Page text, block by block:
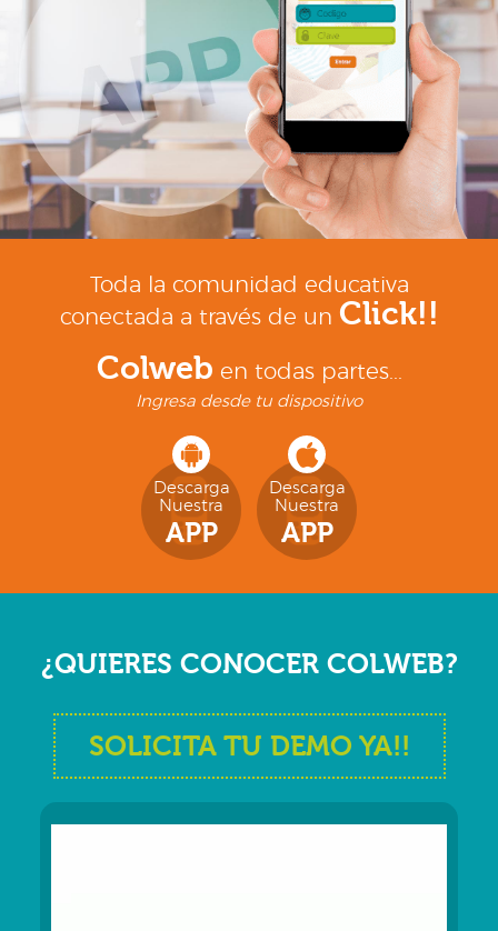
Toda la comunidad educativa
conectada a través de un Click!!
Colweb en todas partes...
Ingresa desde tu dispositivo
Descarga
Nuestra
APP
Descarga
Nuestra
APP
¿QUIERES CONOCER COLWEB?
SOLICITA TU DEMO YA!!